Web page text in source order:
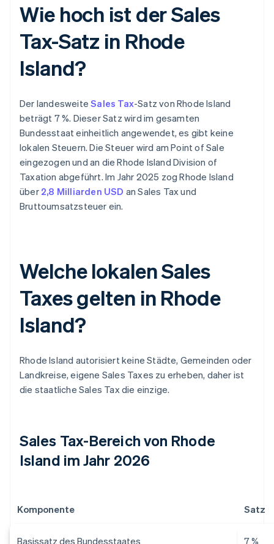
Wie hoch ist der Sales
Tax-Satz in Rhode
Island?
Der landesweiteSales Tax-Satz von Rhode Island
beträgt 7 %. Dieser Satz wird im gesamten
Bundesstaat einheitlich angewendet, es gibt keine
lokalen Steuern. Die Steuer wird am Point of Sale
eingezogen und an die Rhode Island Division of
Taxation abgeführt. Im Jahr 2025 zog Rhode Island
über 2,8 Milliarden USD an Sales Tax und
Bruttoumsatzsteuer ein.
Welche lokalen Sales
Taxes gelten in Rhode
Island?
Rhode Island autorisiert keine Städte, Gemeinden oder
Landkreise, eigene Sales Taxes zu erheben, daher ist
die staatliche Sales Tax die einzige.
Sales Tax-Bereich von Rhode
Island im Jahr 2026
Komponente Satz
Basissatz des Bundesstaates 7 %